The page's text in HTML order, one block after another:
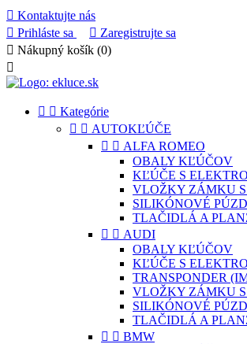
 Kontaktujte nás
 Prihláste sa  Zaregistrujte sa
 Nákupný košík (0)

  Kategórie
  AUTOKĽÚČE
  ALFA ROMEO
OBALY KĽÚČOV
KĽÚČE S
VLOŽKY ZÁMKU
SILIKÓNOVÉ
TLAČIDLÁ A
  AUDI
OBALY KĽÚČOV
KĽÚČE S
TRANSPONDER
VLOŽKY ZÁMKU
SILIKÓNOVÉ
TLAČIDLÁ A
  BMW